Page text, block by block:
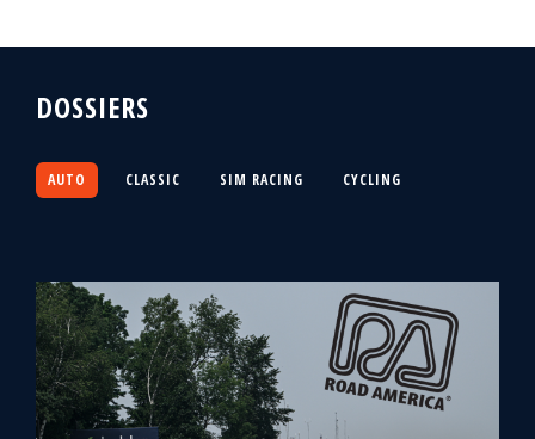
DOSSIERS
AUTO CLASSIC SIM RACING CYCLING